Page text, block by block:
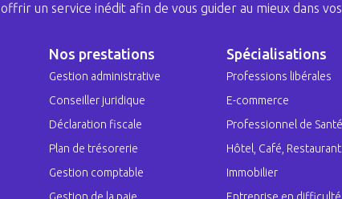
offrir un service inédit afin de vous guider au mieux dans
Nos prestations
Gestion administrative
Conseiller juridique
Déclaration fiscale
Plan de trésorerie
Gestion comptable
Spécialisations
Professions libérales
E-commerce
Professionnel de Santé
Hôtel, Café, Restaurant
Immobilier